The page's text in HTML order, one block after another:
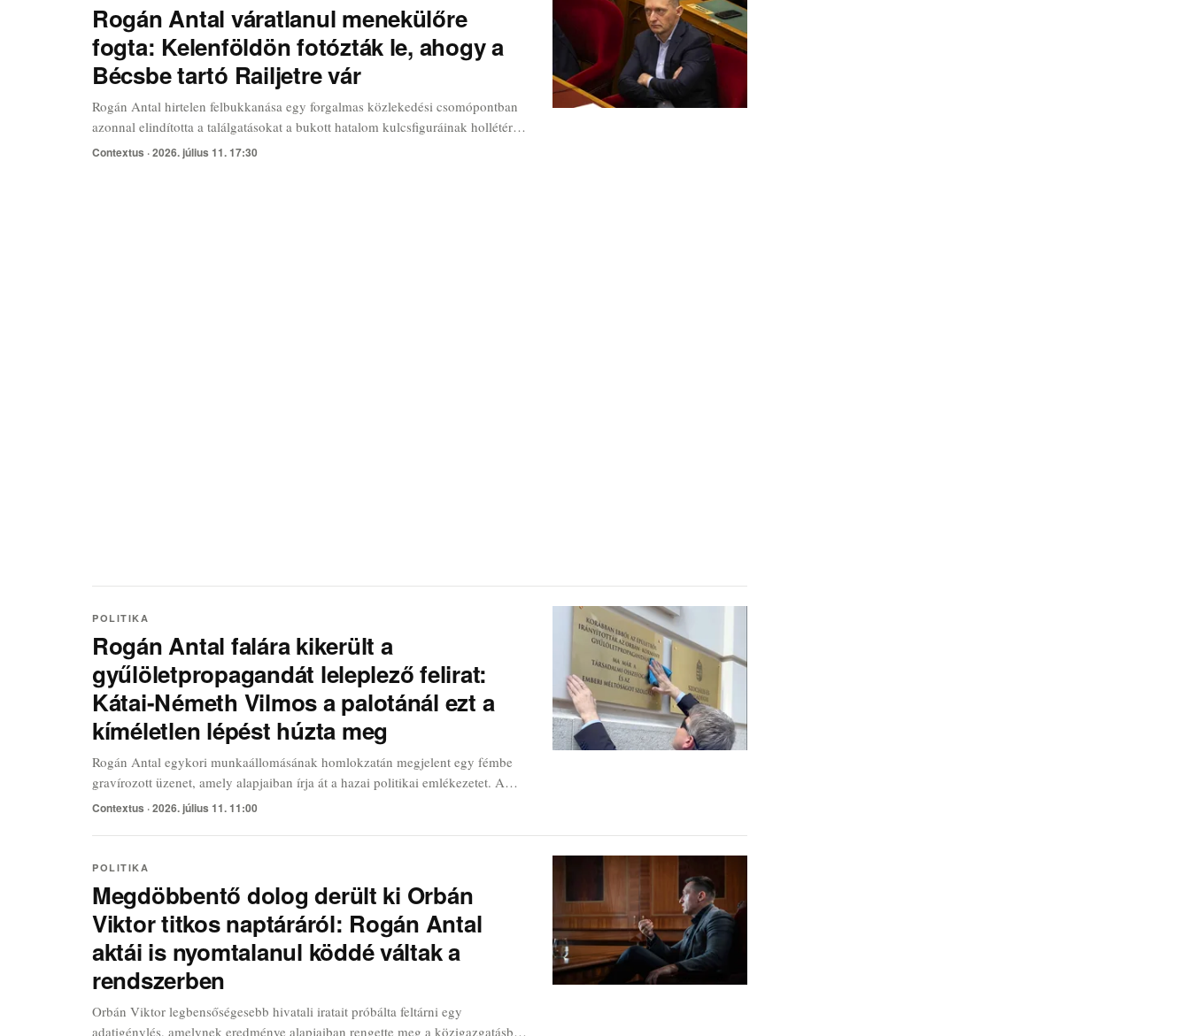
Rogán Antal váratlanul menekülőre
fogta: Kelenföldön fotózták le, ahogy a
Bécsbe tartó Railjetre vár
Rogán Antal hirtelen felbukkanása egy forgalmas közlekedési csomópontban
azonnal elindította a találgatásokat a bukott hatalom kulcsfiguráinak hollétéről.
A fű alatt megszervezett utazás részletei egy olyan akciót rajzolnak ki, aminek
Contextus ·2026. július 11. 17:30
POLITIKA
Rogán Antal falára kikerült a
gyűlöletpropagandát leleplező felirat:
Kátai-Németh Vilmos a palotánál ezt a
kíméletlen lépést húzta meg
Rogán Antal egykori munkaállomásának homlokzatán megjelent egy fémbe
gravírozott üzenet, amely alapjaiban írja át a hazai politikai emlékezetet. A
Dísz téren magasodó falak mostantól egy olyan titkot hirdetnek a
Contextus ·2026. július 11. 11:00
POLITIKA
Megdöbbentő dolog derült ki Orbán
Viktor titkos naptáráról: Rogán Antal
aktái is nyomtalanul köddé váltak a
rendszerben
Orbán Viktor legbensőségesebb hivatali iratait próbálta feltárni egy
adatigénylés, amelynek eredménye alapjaiban rengette meg a közigazgatásba